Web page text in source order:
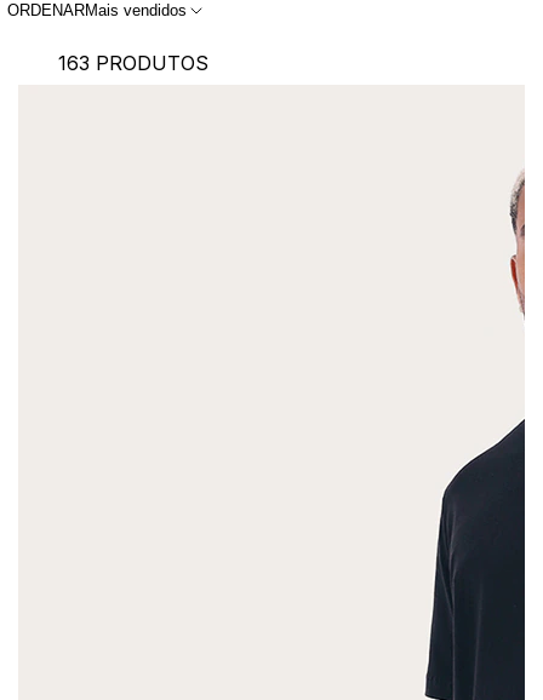
ORDENARMais vendidos
163 PRODUTOS